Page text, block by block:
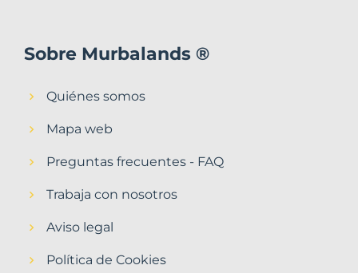
Sobre Murbalands ®
Quiénes somos
Mapa web
Preguntas frecuentes - FAQ
Trabaja con nosotros
Aviso legal
Política de Cookies